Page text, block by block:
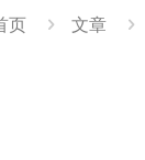
页 文章